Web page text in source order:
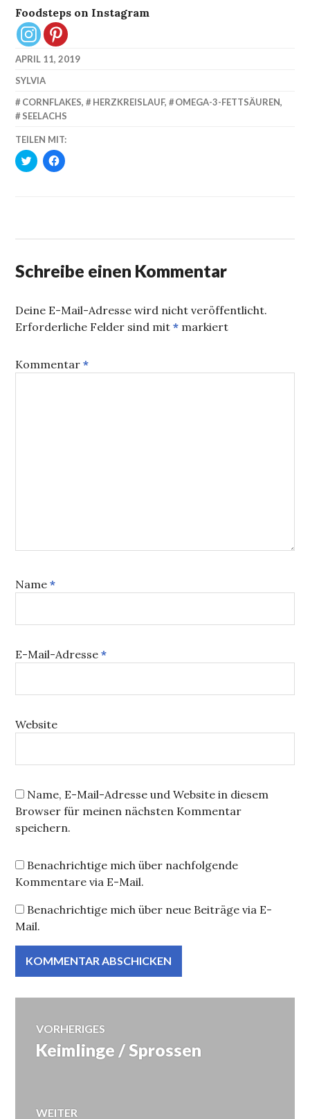
Foodsteps on Instagram
APRIL 11, 2019
SYLVIA
CORNFLAKES, HERZKREISLAUF, OMEGA-3-FETTSÄUREN,
SEELACHS
TEILEN MIT:
KLICK,
UM
FENSTER
KLICK,
UM
FENSTER
Schreibe einen Kommentar
Deine E-Mail-Adresse wird nicht veröffentlicht.
Erforderliche Felder sind mit* markiert
Kommentar*
Name*
E-Mail-Adresse*
Website
Name, E-Mail-Adresse und Website in diesem
Browser für meinen nächsten Kommentar
speichern.
Benachrichtige mich über nachfolgende
Kommentare via E-Mail.
Benachrichtige mich über neue Beiträge via E-
Mail.
Beitragsnavigation
VORHERIGES
Vorheriger
Keimlinge / Sprossen
WEITER